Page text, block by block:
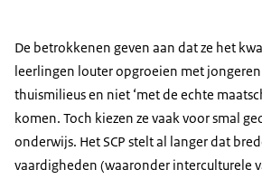
De betrokkenen geven aan dat ze het
leerlingen louter opgroeien met
thuismilieus en niet ‘met de echte
komen. Toch kiezen ze vaak voor smal
onderwijs. Het SCP stelt al langer dat
vaardigheden (waaronder interculturele